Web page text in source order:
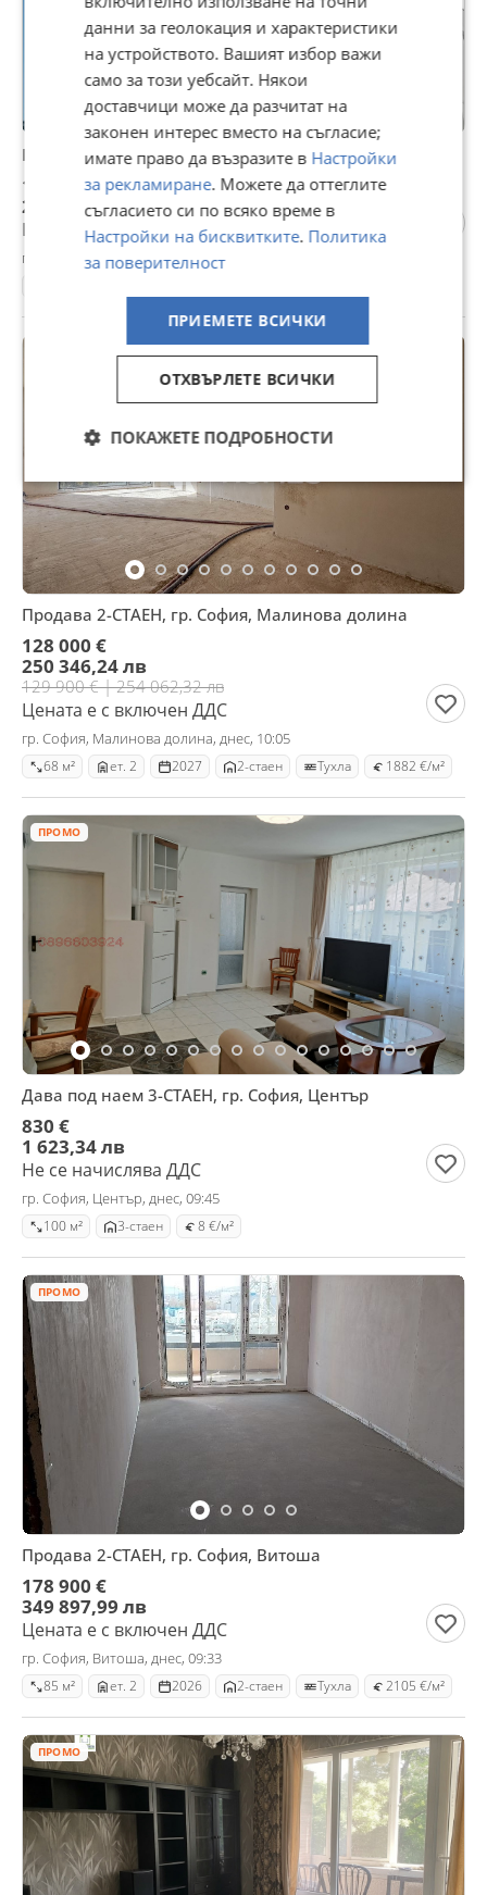
Продава 2-СТАЕН, гр. София, Обеля 1
140 000 €
273 816,20 лв
Цената е с включен ДДС
гр. София, Обеля 1, днес, 10:37
Продава 2-СТАЕН, гр. София, Малинова долина
128 000 €
250 346,24 лв
129 900 € | 254 062,32 лв
Цената е с включен ДДС
гр. София, Малинова долина, днес, 10:05
68 м² ет. 2 2027 2-стаен Тухла 1882 €/м²
ПРОМО
Дава под наем 3-СТАЕН, гр. София, Център
830 €
1 623,34 лв
Не се начислява ДДС
гр. София, Център, днес, 09:45
100 м² 3-стаен 8 €/м²
ПРОМО
Продава 2-СТАЕН, гр. София, Витоша
178 900 €
349 897,99 лв
Цената е с включен ДДС
гр. София, Витоша, днес, 09:33
85 м² ет. 2 2026 2-стаен Тухла 2105 €/м²
ПРОМО
данни за геолокация и характеристики
на устройството. Вашият избор важи
само за този уебсайт. Някои
доставчици може да разчитат на
законен интерес вместо на съгласие;
имате право да възразите в Настройки
за рекламиране. Можете да оттеглите
съгласието си по всяко време в
Настройки на бисквитките. Политика
за поверителност
ПРИЕМЕТЕ ВСИЧКИ
ОТХВЪРЛЕТЕ ВСИЧКИ
ПОКАЖЕТЕ ПОДРОБНОСТИ